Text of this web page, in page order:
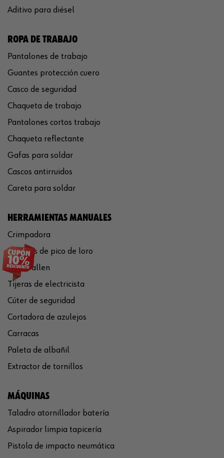
Aditivo para diésel
ROPA DE TRABAJO
Pantalones de trabajo
Guantes protección cuero
Casco de seguridad
Chaqueta de trabajo
Pantalones cortos trabajo
Chaqueta reflectante
Gafas para soldar
Cascos antirruidos
Careta para soldar
HERRAMIENTAS MANUALES
Crimpadora
Tenazas de pico de loro
Llaves allen
Tijeras de electricista
Cúter de seguridad
Cortadora de azulejos
Carracas
Paleta de albañil
Extractor de tornillos
MÁQUINAS
Taladro atornillador batería
Aspirador limpia tapicería
Pistola de impacto neumática